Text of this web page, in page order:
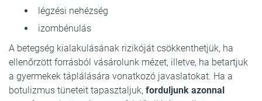
légzési nehézség
izombénulás
A betegség kialakulásának rizikóját csökkenthetjük, ha
ellenőrzött forrásból vásárolunk mézet, illetve, ha betartjuk
a gyermekek táplálására vonatkozó javaslatokat. Ha a
botulizmus tüneteit tapasztaljuk, forduljunk azonnal